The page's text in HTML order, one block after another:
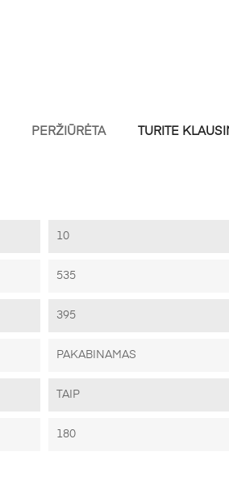
PERŽIŪRĖTA TURITE
10
535
395
PAKABINAMAS
TAIP
180